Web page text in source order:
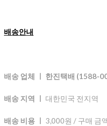
배송안내
배송 업체 ㅣ 한진택배 (1588-
배송 지역 ㅣ 대한민국 전지역
배송 비용 ㅣ 3,000원 / 구매 금